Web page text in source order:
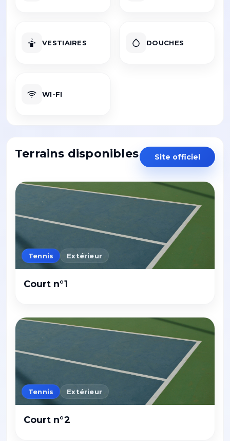
VESTIAIRES DOUCHES
WI-FI
Terrains disponibles Site officiel
Tennis Extérieur
Court n°1
Tennis Extérieur
Court n°2